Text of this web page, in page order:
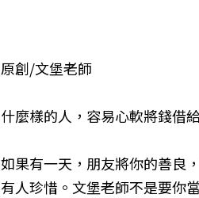
原創/文堡老師
什麼樣的人，容易心軟將錢借
如果有一天，朋友將你的善良
有人珍惜。文堡老師不是要你